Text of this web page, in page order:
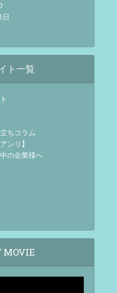
日
ト一覧
ちコラム
ンリ】
の企業様へ
MOVIE